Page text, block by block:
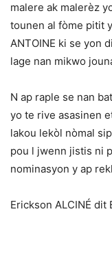
malere ak malerèz
tounen al fòme pitit
ANTOINE ki se yon
lage nan mikwo
N ap raple se nan
yo te rive asasinen
lakou lekòl nòmal
pou l jwenn jistis ni
nominasyon y ap
Erickson ALCINÉ